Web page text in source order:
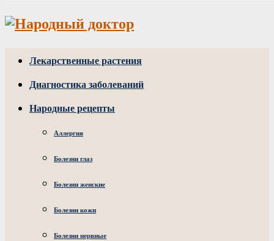
Лекарственные растения
Диагностика заболеваний
Народные рецепты
Аллергия
Болезни глаз
Болезни женские
Болезни кожи
Болезни нервные